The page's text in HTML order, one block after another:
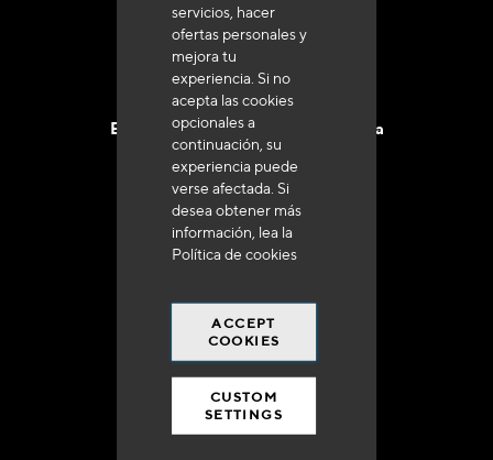
servicios, hacer
ofertas personales y
mejora tu
experiencia. Si no
acepta las cookies
opcionales a
continuación, su
experiencia puede
verse afectada. Si
desea obtener más
información, lea la
Política de cookies
ACCEPT
COOKIES
CUSTOM
SETTINGS
Entrega en 48 a 72 horas en Francia
a 250 euros*